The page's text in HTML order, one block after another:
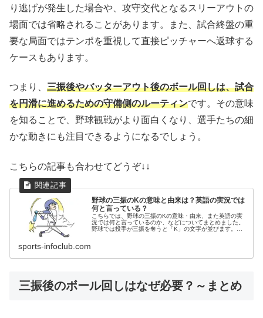
り逃げが発生した場合や、攻守交代となるスリーアウトの
場面では省略されることがあります。また、試合終盤の重
要な局面ではテンポを重視して直接ピッチャーへ返球する
ケースもあります。
つまり、 三振後やバッターアウト後のボール回しは、試合
を円滑に進めるための守備側のルーティンです。その意味
を知ることで、野球観戦がより面白くなり、選手たちの細
かな動きにも注目できるようになるでしょう。
こちらの記事も合わせてどうぞ↓↓
野球の三振のKの意味と由来は？英語の実況では
何と言っている？
こちらでは、野球の三振のKの意味・由来、また英語の実
況では何と言っているのか、などについてまとめました。
野球では投手が三振を奪うと「K」の文字が並びます。こ
sports-infoclub.com
三振後のボール回しはなぜ必要？～まとめ